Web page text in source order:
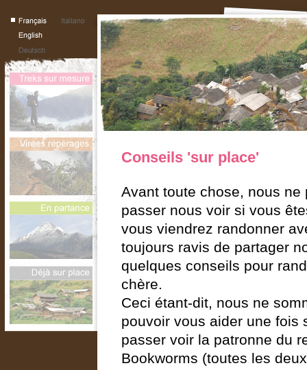
Conseils 'sur place'
Avant toute chose, nous
passer nous voir si vous
vous viendrez randonner
toujours ravis de partager
quelques conseils pour
chère.
Ceci étant-dit, nous ne
pouvoir vous aider une fois
passer voir la patronne du
Bookworms (toutes les